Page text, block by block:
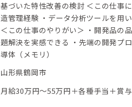
基づいた特性改善の検討 ＜この仕事
造管理経験 ・データ分析ツールを用
＜この仕事のやりがい＞ ・開発品の
題解決を実感できる ・先端の開発プ
導体（メモリ）
山形県鶴岡市
月給30万円～55万円＋各種手当＋賞